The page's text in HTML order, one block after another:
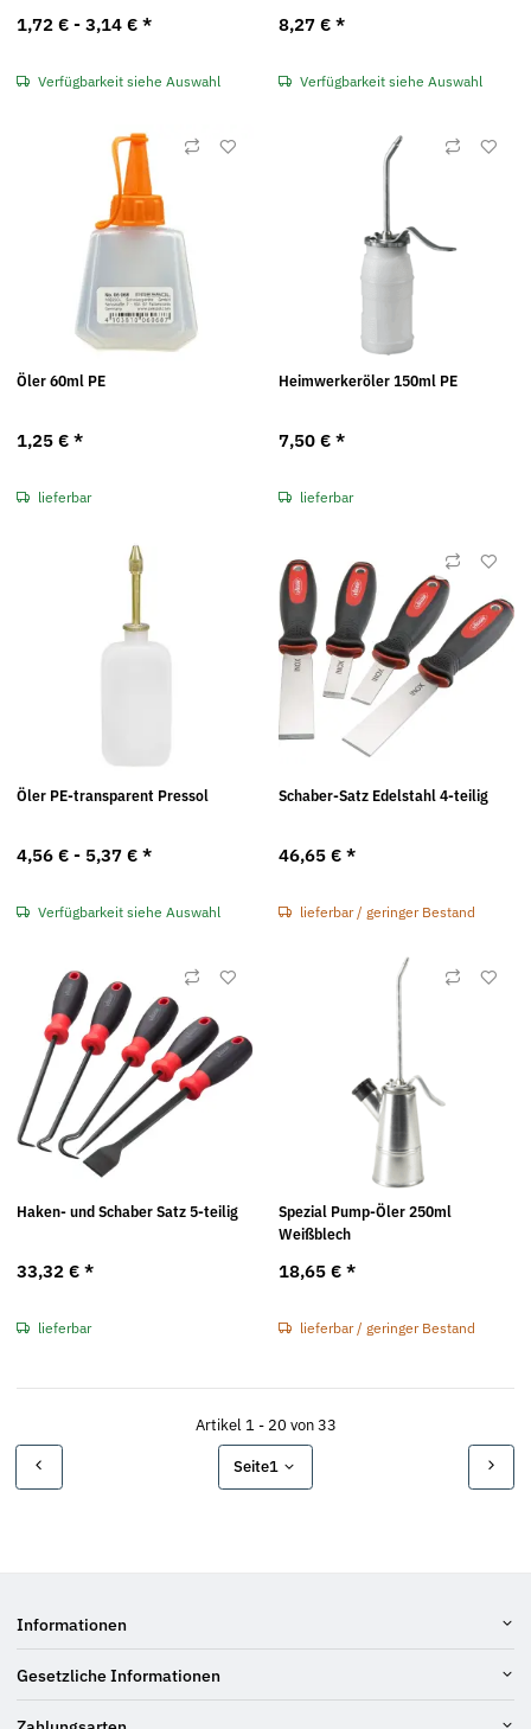
1,72 € - 3,14 € *
Verfügbarkeit siehe Auswahl
8,27 € *
Verfügbarkeit siehe Auswahl
Öler 60ml PE
1,25 € *
lieferbar
Heimwerkeröler 150ml PE
7,50 € *
lieferbar
Öler PE-transparent Pressol
4,56 € - 5,37 € *
Verfügbarkeit siehe Auswahl
Schaber-Satz Edelstahl 4-teilig
46,65 € *
lieferbar / geringer Bestand
Haken- und Schaber Satz 5-teilig
33,32 € *
lieferbar
Spezial Pump-Öler 250ml
Weißblech
18,65 € *
lieferbar / geringer Bestand
Artikel 1 - 20 von 33
Seite1
Informationen
Gesetzliche Informationen